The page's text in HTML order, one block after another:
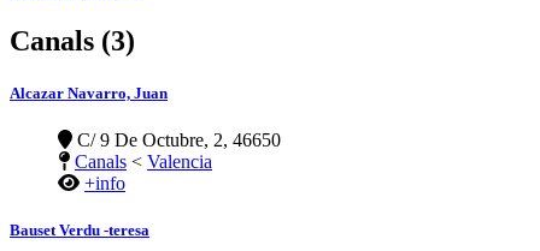
Canals (3)
Alcazar Navarro, Juan
C/ 9 De Octubre, 2, 46650
Canals < Valencia
+info
Bauset Verdu -teresa